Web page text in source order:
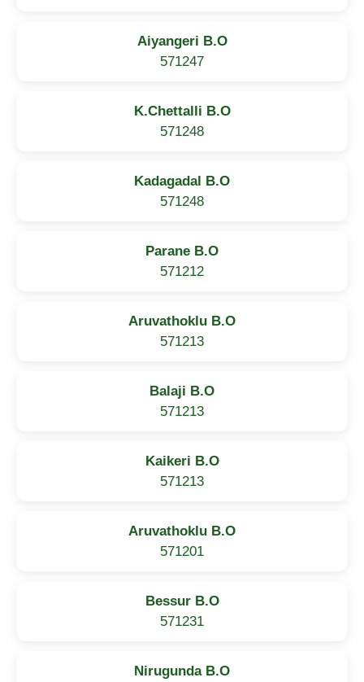
Aiyangeri B.O
571247
K.Chettalli B.O
571248
Kadagadal B.O
571248
Parane B.O
571212
Aruvathoklu B.O
571213
Balaji B.O
571213
Kaikeri B.O
571213
Aruvathoklu B.O
571201
Bessur B.O
571231
Nirugunda B.O